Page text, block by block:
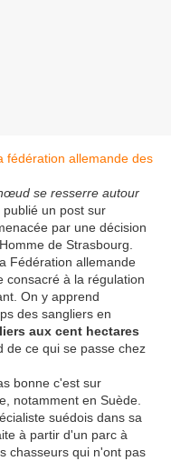
se resserre autour
publié un post sur
par une décision
de Strasbourg.
Fédération allemande
consacré à la régulation
On y apprend
des sangliers en
aux cent hectares
de ce qui se passe chez
bonne c'est sur
notamment en Suède.
suédois dans sa
à partir d'un parc à
chasseurs qui n'ont pas